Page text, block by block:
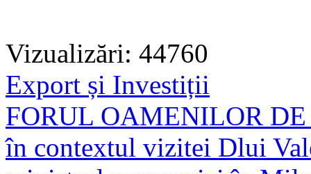
Vizualizări: 44760
Export și Investiții
FORUL OAMENILOR
în contextul vizitei Dlui